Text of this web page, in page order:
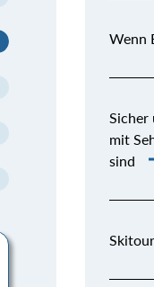
Wenn
Sicher
mit
sind